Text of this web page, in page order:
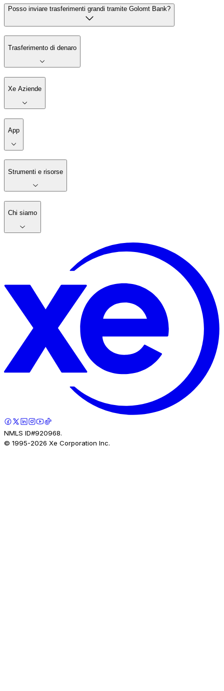
Posso inviare trasferimenti grandi tramite Golomt Bank?
Trasferimento di denaro
Xe Aziende
App
Strumenti e risorse
Chi siamo
NMLS ID#920968.
© 1995-2026 Xe Corporation Inc.